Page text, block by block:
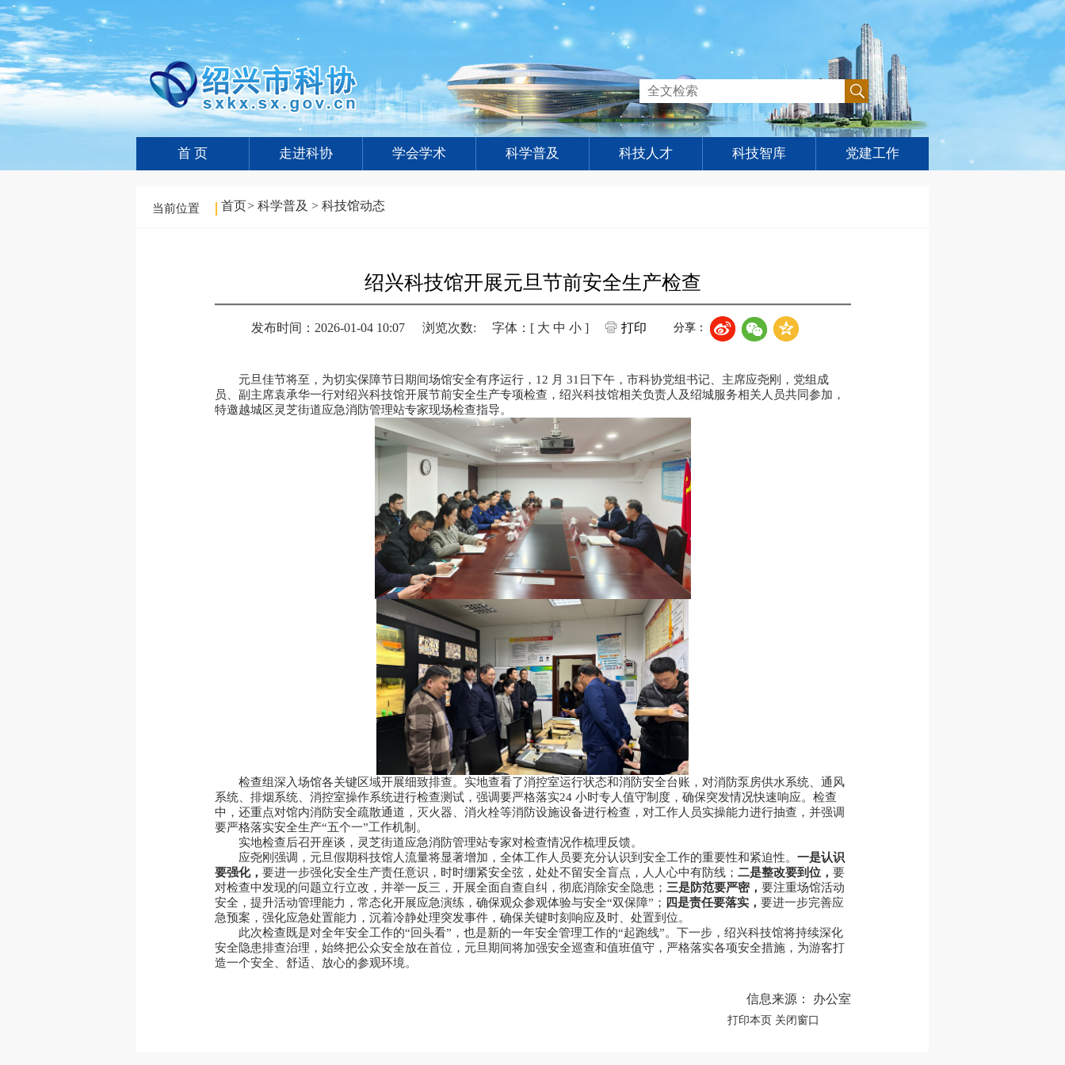
首 页 走进科协 学会学术 科学普及 科技人才 科技智库 党建工作
当前位置 首页> 科学普及 > 科技馆动态
绍兴科技馆开展元旦节前安全生产检查
发布时间：2026-01-04 10:07 浏览次数: 字体：[ 大 中 小] 打印 分享：
元旦佳节将至，为切实保障节日期间场馆安全有序运行，12 月 31日下午，市科协党组书记、主席应尧刚，党组成
员、副主席袁承华一行对绍兴科技馆开展节前安全生产专项检查，绍兴科技馆相关负责人及绍城服务相关人员共同参加，
特邀越城区灵芝街道应急消防管理站专家现场检查指导。
检查组深入场馆各关键区域开展细致排查。实地查看了消控室运行状态和消防安全台账，对消防泵房供水系统、通风
系统、排烟系统、消控室操作系统进行检查测试，强调要严格落实24 小时专人值守制度，确保突发情况快速响应。检查
中，还重点对馆内消防安全疏散通道，灭火器、消火栓等消防设施设备进行检查，对工作人员实操能力进行抽查，并强调
要严格落实安全生产“五个一”工作机制。
实地检查后召开座谈，灵芝街道应急消防管理站专家对检查情况作梳理反馈。
应尧刚强调，元旦假期科技馆人流量将显著增加，全体工作人员要充分认识到安全工作的重要性和紧迫性。 一是认识
要强化， 要进一步强化安全生产责任意识，时时绷紧安全弦，处处不留安全盲点，人人心中有防线； 二是整改要到位， 要
对检查中发现的问题立行立改，并举一反三，开展全面自查自纠，彻底消除安全隐患； 三是防范要严密， 要注重场馆活动
安全，提升活动管理能力，常态化开展应急演练，确保观众参观体验与安全“双保障”； 四是责任要落实， 要进一步完善应
急预案，强化应急处置能力，沉着冷静处理突发事件，确保关键时刻响应及时、处置到位。
此次检查既是对全年安全工作的“回头看”，也是新的一年安全管理工作的“起跑线”。下一步，绍兴科技馆将持续深化
安全隐患排查治理，始终把公众安全放在首位，元旦期间将加强安全巡查和值班值守，严格落实各项安全措施，为游客打
造一个安全、舒适、放心的参观环境。
信息来源： 办公室
打印本页 关闭窗口